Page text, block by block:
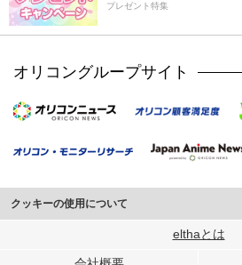
プレゼント特集
オリコングループサイト
クッキーの使用について
このサイトでは Cookie を使用して、ユーザー
elthaとは